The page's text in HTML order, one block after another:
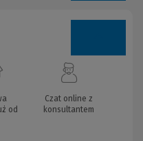
od
Czat online z
konsultantem